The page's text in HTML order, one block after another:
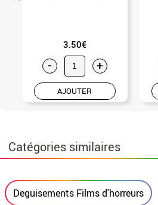
3.50€
- +
AJOUTER
Catégories similaires
Deguisements Films d'horreurs